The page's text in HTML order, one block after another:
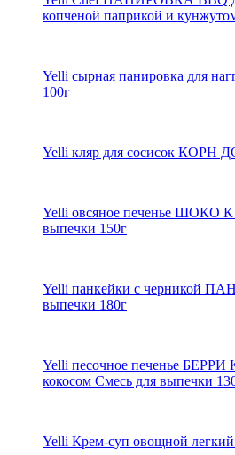
копченой паприкой и
Yelli сырная панировка для
100г
Yelli кляр для сосисок КОРН
Yelli овсяное печенье ШОКО
выпечки 150г
Yelli панкейки с черникой
выпечки 180г
Yelli песочное печенье
кокосом Смесь для выпечки
Yelli Крем-суп овощной